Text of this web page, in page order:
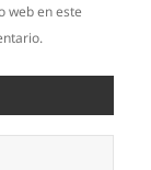
web en este